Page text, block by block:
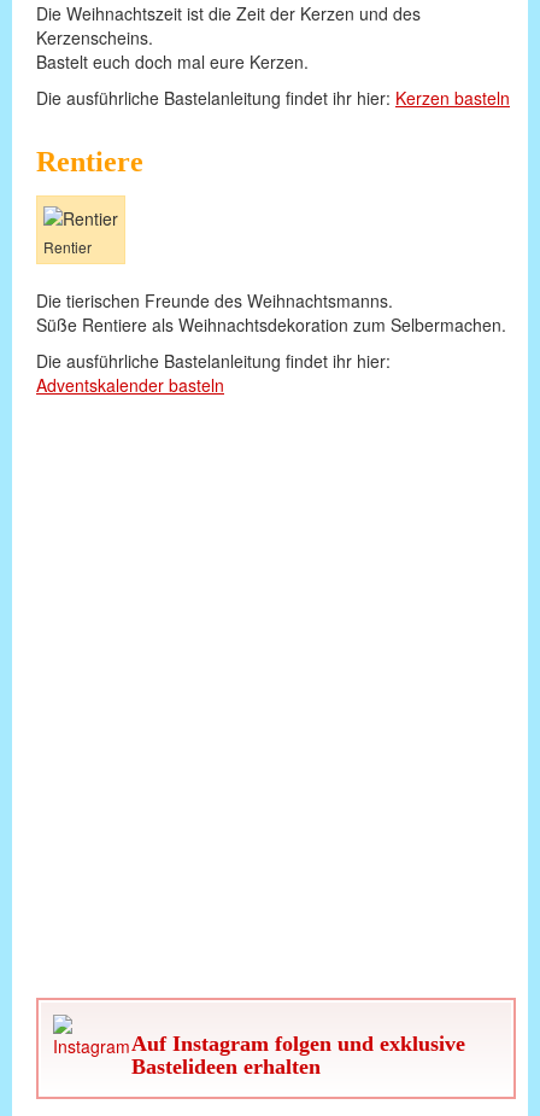
Die Weihnachtszeit ist die Zeit der Kerzen und des
Kerzenscheins.
Bastelt euch doch mal eure Kerzen.
Die ausführliche Bastelanleitung findet ihr hier: Kerzen basteln
Rentiere
Rentier
Die tierischen Freunde des Weihnachtsmanns.
Süße Rentiere als Weihnachtsdekoration zum Selbermachen.
Die ausführliche Bastelanleitung findet ihr hier:
Adventskalender basteln
Auf Instagram folgen und exklusive
Bastelideen erhalten